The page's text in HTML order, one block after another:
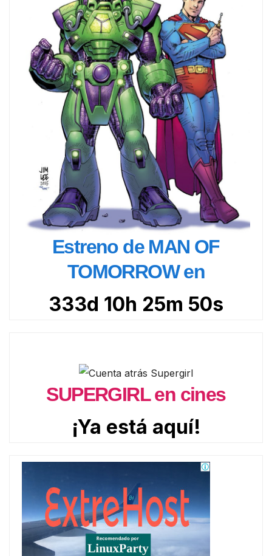
Estreno de MAN OF
TOMORROW en
333d 10h 25m 49s
SUPERGIRL en cines
¡Ya está aquí!